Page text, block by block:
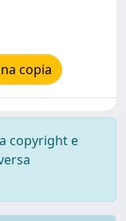
copia
copyright e